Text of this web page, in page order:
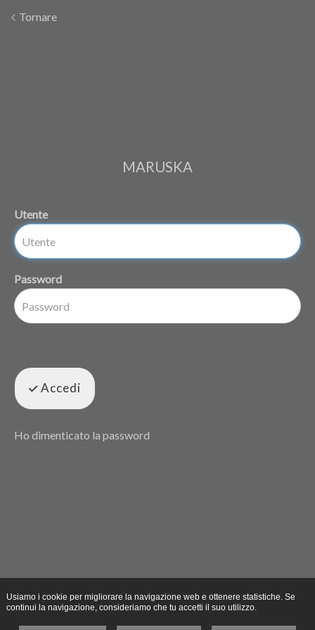
Tornare
MARUSKA
Utente
Password
Accedi
Ho dimenticato la password
Usiamo i cookie per migliorare la navigazione web e ottenere statistiche. Se
continui la navigazione, consideriamo che tu accetti il suo utilizzo.